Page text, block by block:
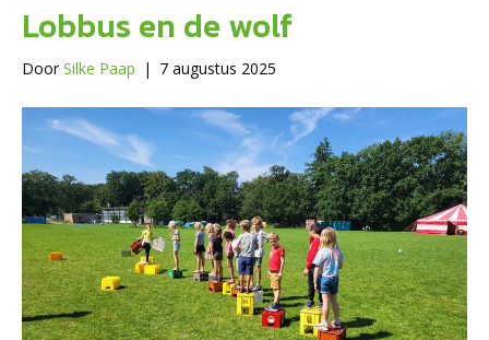
Lobbus en de wolf
DoorSilke Paap | 7 augustus 2025